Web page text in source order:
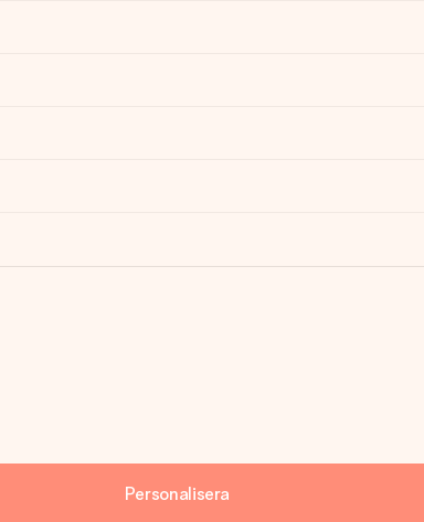
Personalisera